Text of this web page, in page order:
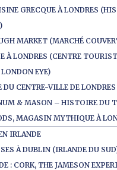
GRECQUE À LONDRES
MARKET (MARCHÉ
À LONDRES (CENTRE
EYE)
CENTRE-VILLE DE LONDRES
& MASON – HISTOIRE DU
MAGASIN MYTHIQUE À
IRLANDE
À DUBLIN (IRLANDE DU
: CORK, THE JAMESON